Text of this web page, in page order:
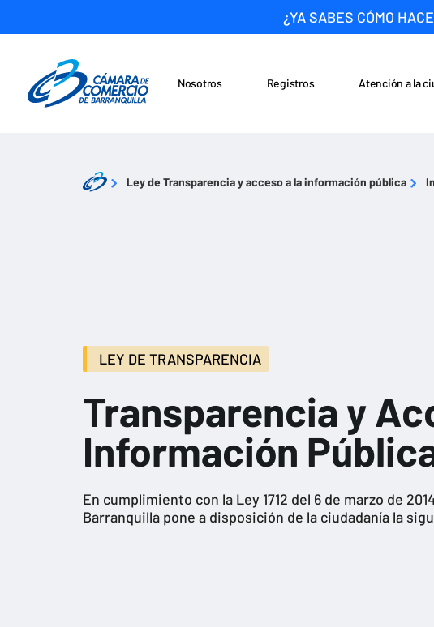
¿YA SABES CÓMO
Nosotros Registros
Atención a la
Ley de Transparencia y acceso a la información pública
LEY DE TRANSPARENCIA
Transparencia y
Información
En cumplimiento con la Ley 1712 del 6 de marzo de
Barranquilla pone a disposición de la ciudadanía la